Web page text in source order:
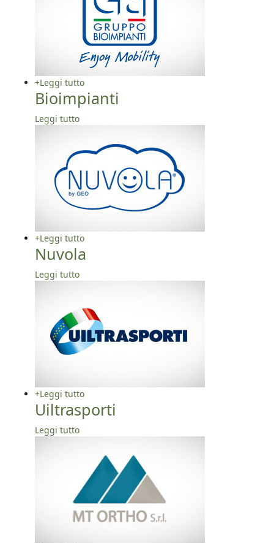
+Leggi tutto
Bioimpianti
Leggi tutto
+Leggi tutto
Nuvola
Leggi tutto
+Leggi tutto
Uiltrasporti
Leggi tutto